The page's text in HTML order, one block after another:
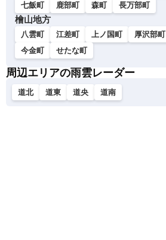
七飯町
鹿部町 森町 長万部町
檜山地方
八雲町 江差町 上ノ国町 厚沢部町
今金町
せたな町
周辺エリアの雨雲レーダー
道北 道東 道央 道南